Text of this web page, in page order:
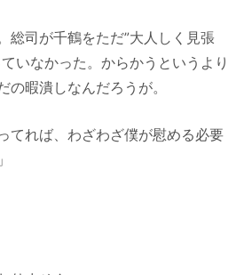
総司が千鶴をただ”大人しく見張
いなかった。からかうというより
の暇潰しなんだろうが。
てれば、わざわざ僕が慰める必要